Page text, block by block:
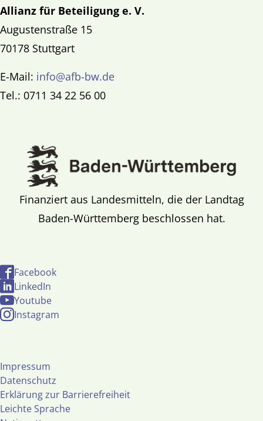
Allianz für Beteiligung e. V.
Augustenstraße 15
70178 Stuttgart
E-Mail: info@afb-bw.de
Tel.: 0711 34 22 56 00
Finanziert aus Landesmitteln, die der Landtag
Baden-Württemberg beschlossen hat.
Facebook
LinkedIn
Youtube
Instagram
Impressum
Datenschutz
Erklärung zur Barrierefreiheit
Leichte Sprache